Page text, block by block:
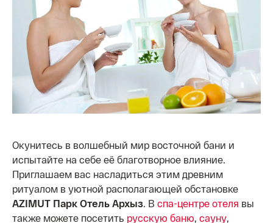
Окунитесь в волшебный мир восточной бани и
испытайте на себе её благотворное влияние.
Приглашаем вас насладиться этим древним
ритуалом в уютной располагающей обстановке
AZIMUT Парк Отель Архыз. В спа-центре отеля вы
также можете посетить русскую баню, сауну,